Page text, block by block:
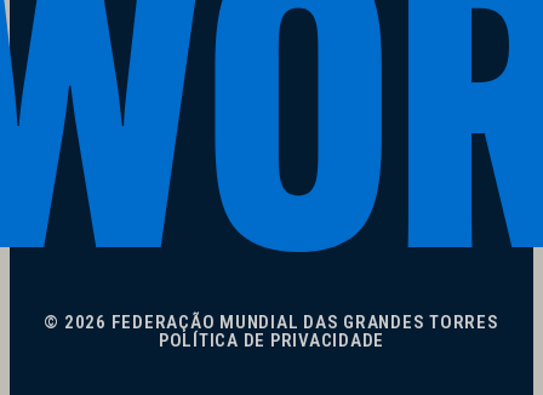
© 2026 FEDERAÇÃO MUNDIAL DAS GRANDES TORRES
POLÍTICA DE PRIVACIDADE